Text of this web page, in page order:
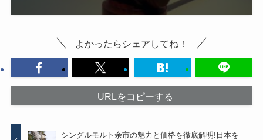
よかったらシェアしてね！
URLをコピーする
シングルモルト余市の魅力と価格を徹底解明!日本を